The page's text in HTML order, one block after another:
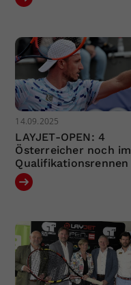
14.09.2025
LAYJET-OPEN: 4
Österreicher noch im
Qualifikationsrennen